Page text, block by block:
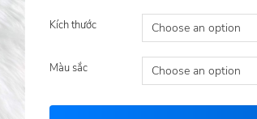
Kích thước
Màu sắc